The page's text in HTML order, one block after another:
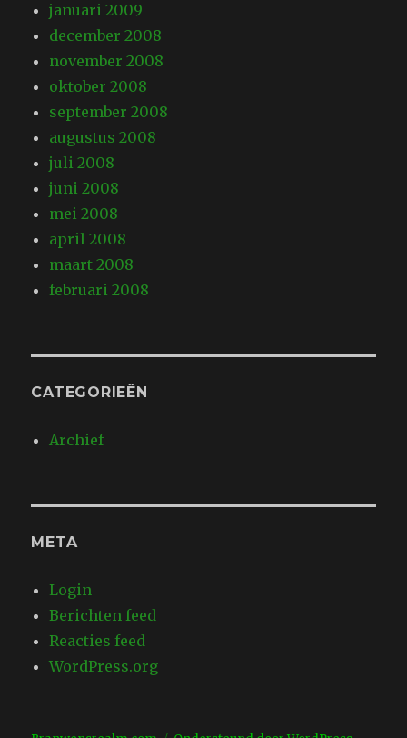
januari 2009
december 2008
november 2008
oktober 2008
september 2008
augustus 2008
juli 2008
juni 2008
mei 2008
april 2008
maart 2008
februari 2008
CATEGORIEËN
Archief
META
Login
Berichten feed
Reacties feed
WordPress.org